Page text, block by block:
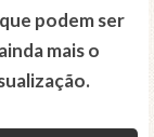
podem ser
mais o